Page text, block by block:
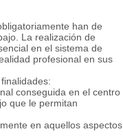
han de
La realización de
en el sistema de
profesional en sus
conseguida en el centro
que le permitan
en aquellos aspectos